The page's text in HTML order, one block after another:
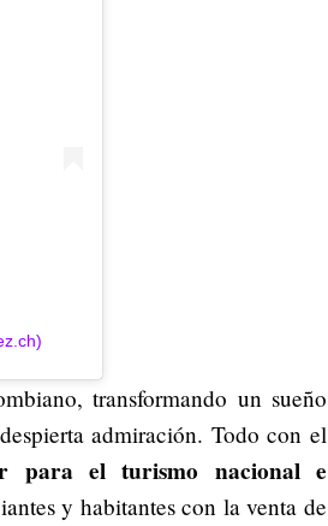
transformando un sueño
admiración. Todo con el
para el turismo nacional e
y habitantes con la venta de